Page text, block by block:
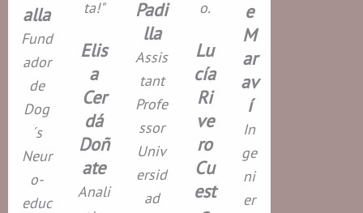
alla
Fund
ador
de
Dog
´s
Neur
o-
educ
ta!"
Elis
a
Cer
dá
Doñ
ate
Anali
Padi
lla
Assis
tant
Profe
ssor
Univ
ersid
ad
o.
Lu
cía
Ri
ve
ro
Cu
est
e
M
ar
av
í
In
ge
ni
er